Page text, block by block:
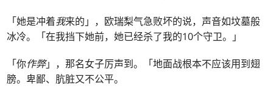
「她是冲着我来的」，欧瑞梨气急败坏的说，声音如坟墓般
冰冷。「在我挡下她前，她已经杀了我的10个守卫。」
「你作弊」，那名女子厉声到。「地面战根本不应该用到翅
膀。卑鄙、肮脏又不公平。